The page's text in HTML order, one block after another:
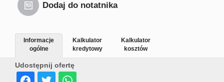
Dodaj do notatnika
Udostępnij ofertę
Informacje
ogólne
Kalkulator
kredytowy
Kalkulator
kosztów